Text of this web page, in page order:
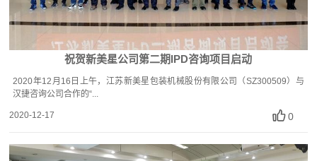
祝贺新美星公司第二期IPD咨询项目启动
2020年12月16日上午，江苏新美星包装机械股份有限公司（SZ300509）与
汉捷咨询公司合作的“...
2020-12-17 0